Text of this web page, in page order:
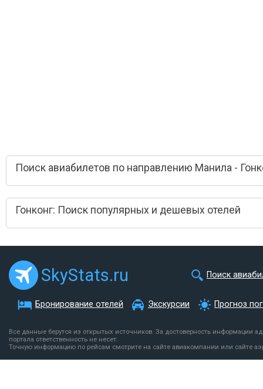
Поиск авиабилетов по направлению Манила -
Гонконг: Поиск популярных и дешевых отелей
SkyStats.ru Поиск
Бронирование отелей Экскурсии Прогноз
Все данные берутся из открытых источников. За достоверность информации
портала ответственность не несет.
Точную информацию по рейсам смотрите на сайте авиакомпании или сайте